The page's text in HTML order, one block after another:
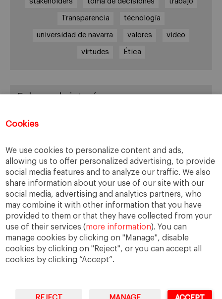
Cookies
We use cookies to personalize content and ads,
allowing us to offer personalized advertising, to provide
social media features and to analyze our traffic. We also
share information about your use of our site with our
social media, advertising and analytics partners, who
may combine it with other information that you have
provided to them or that they have collected from your
use of their services (more information). You can
manage cookies by clicking on "Manage", disable
cookies by clicking on "Reject", or you can accept all
cookies by clicking “Accept”.
Transparencia técnología
universidad de navarra valores video
virtudes Ética
Enlaces de interés
Center for Business in Society – IESE
Archivos
Archivos